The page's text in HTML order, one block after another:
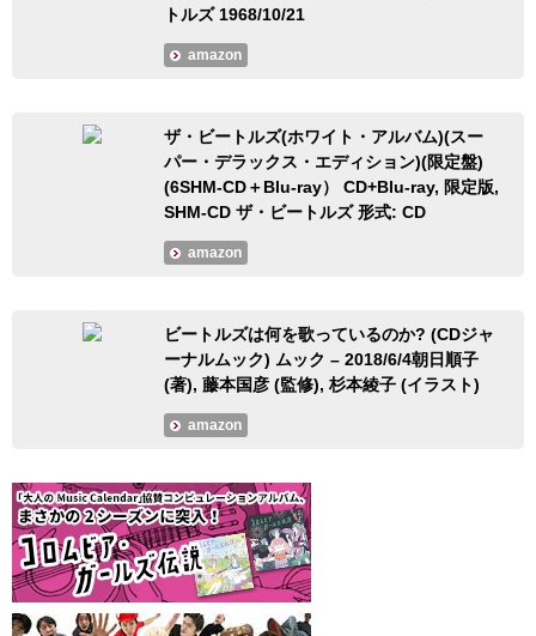
トルズ 1968/10/21
amazon
ザ・ビートルズ(ホワイト・アルバム)(スー
パー・デラックス・エディション)(限定盤)
(6SHM-CD＋Blu-ray） CD+Blu-ray, 限定版,
SHM-CD ザ・ビートルズ 形式: CD
amazon
ビートルズは何を歌っているのか? (CDジャ
ーナルムック) ムック – 2018/6/4朝日順子
(著), 藤本国彦 (監修), 杉本綾子 (イラスト)
amazon